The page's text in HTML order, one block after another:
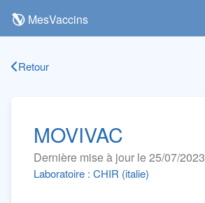
MesVaccins
Retour
MOVIVAC
Dernière mise à jour le 25/07/2023
Laboratoire : CHIR (italie)